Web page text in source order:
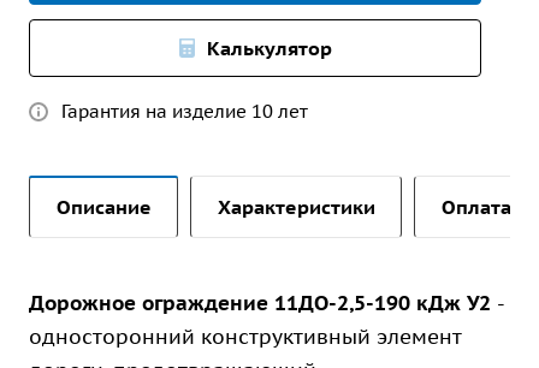
Калькулятор
Гарантия на изделие 10 лет
Описание Характеристики Оплата и
Дорожное ограждение 11ДО-2,5-190 кДж У2 -
односторонний конструктивный элемент